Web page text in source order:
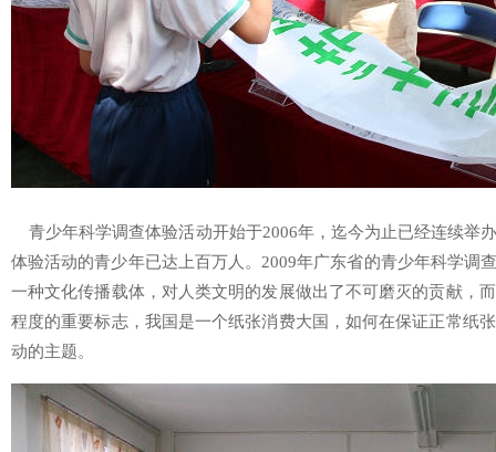
青少年科学调查体验活动开始于2006年，迄今为止已经连续举
体验活动的青少年已达上百万人。2009年广东省的青少年科学调
一种文化传播载体，对人类文明的发展做出了不可磨灭的贡献，
程度的重要标志，我国是一个纸张消费大国，如何在保证正常纸
动的主题。